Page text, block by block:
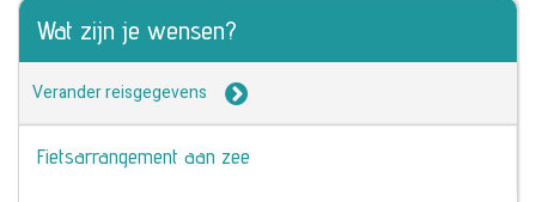
Wat zijn je wensen?
Verander reisgegevens
Fietsarrangement aan zee